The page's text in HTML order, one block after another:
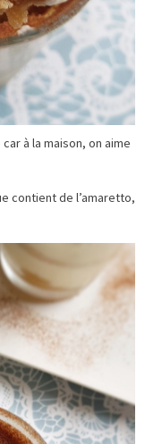
à la maison, on aime
contient de l’amaretto,